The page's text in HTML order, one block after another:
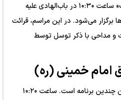
در این روز، مراسم «محفل اشک» ساعت ۱۰:۳۰ در باب‌الهادی علیه
برگزار می‌شود. در این مراسم، قرائت
و مداحی با ذکر توسل توسط
امام خمینی (ره)
رواق امام خمینی (ره) نیز میزبان چندین برنامه است. ساعت ۱۰:۲۰